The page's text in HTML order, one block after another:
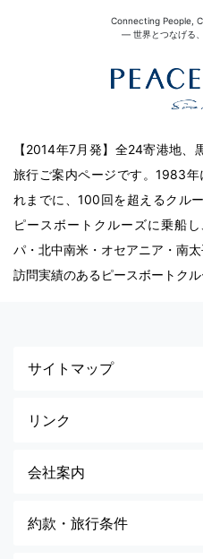
Connecting People,
― 世界とつなげる
【2014年7月発】全24寄港地
旅行ご案内ページです。1983
れまでに、100回を超えるクル
ピースボートクルーズに乗船
パ・北中南米・オセアニア・南
訪問実績のあるピースボートクル
サイトマップ
リンク
会社案内
約款・旅行条件